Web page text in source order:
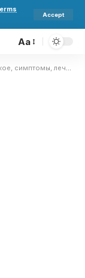
Accept
Aa
после употребления домашних консервов